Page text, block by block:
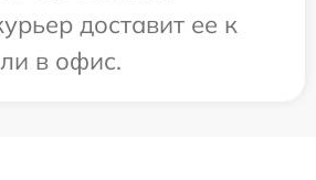
доставит ее к
в офис.